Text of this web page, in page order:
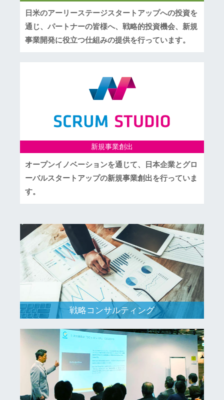
日米のアーリーステージスタートアップへの投資を
通じ、パートナーの皆様へ、戦略的投資機会、新規
事業開発に役立つ仕組みの提供を行っています。
新規事業創出
オープンイノベーションを通じて、日本企業とグロ
ーバルスタートアップの新規事業創出を行っていま
す。
戦略コンサルティング